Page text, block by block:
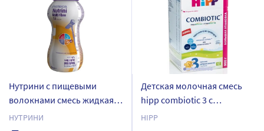
Нутрини с пищевыми
волокнами смесь жидкая
для энтерального питания
детей 200 мл
НУТРИНИ
Детская молочная смесь
hipp combiotic 3 c
лактобактериями сухая c
HIPP